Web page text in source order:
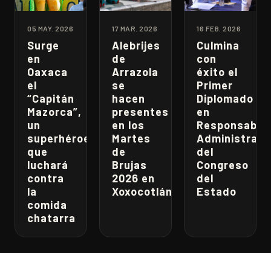
05 MAY. 2026
Surge
en
Oaxaca
el
“Capitán
Mazorca”,
un
superhéroe
que
luchará
contra
la
comida
chatarra
17 MAR. 2026
Alebrijes
de
Arrazola
se
hacen
presentes
en los
Martes
de
Brujas
2026 en
Xoxocotlán
16 FEB. 2026
Culmina
con
éxito el
Primer
Diplomado
en
del
Congreso
del
Estado